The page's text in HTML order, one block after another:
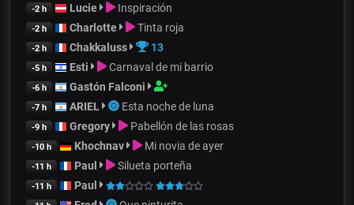
-2 h Lucie Inspiración
-2 h Charlotte Tinta roja
-2 h Chakkaluss 13
-5 h Esti Carnaval de mi barrio
-6 h Gastón Falconi
-7 h ARIEL Esta noche de luna
-9 h Gregory Pabellón de las rosas
-10 h Khochnav Mi novia de ayer
-11 h Paul Silueta porteña
-11 h Paul